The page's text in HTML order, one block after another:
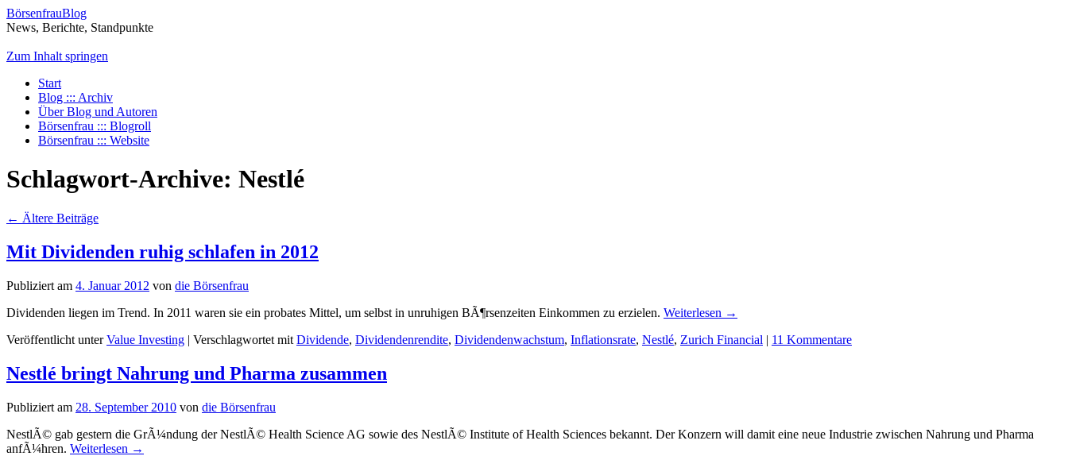
BörsenfrauBlog
News, Berichte, Standpunkte
Zum Inhalt springen
Start
Blog ::: Archiv
Über Blog und Autoren
Börsenfrau ::: Blogroll
Börsenfrau ::: Website
Schlagwort-Archive: Nestlé
← Ältere Beiträge
Mit Dividenden ruhig schlafen in 2012
Publiziert am 4. Januar 2012 von die Börsenfrau
Dividenden liegen im Trend. In 2011 waren sie ein probates Mittel, um selbst in unruhigen BÃ¶rsenzeiten Einkommen zu erzielen. Weiterlesen →
Veröffentlicht unter Value Investing | Verschlagwortet mit Dividende, Dividendenrendite, Dividendenwachstum, Inflationsrate, Nestlé, Zurich Financial | 11 Kommentare
Nestlé bringt Nahrung und Pharma zusammen
Publiziert am 28. September 2010 von die Börsenfrau
NestlÃ© gab gestern die GrÃ¼ndung der NestlÃ© Health Science AG sowie des NestlÃ© Institute of Health Sciences bekannt. Der Konzern will damit eine neue Industrie zwischen Nahrung und Pharma
anfÃ¼hren. Weiterlesen →